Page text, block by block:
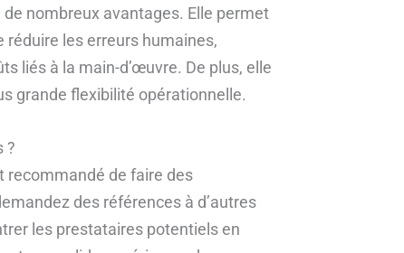
nombreux avantages. Elle permet
réduire les erreurs humaines,
liés à la main-d’œuvre. De plus, elle
grande flexibilité opérationnelle.
?
recommandé de faire des
des références à d’autres
les prestataires potentiels en